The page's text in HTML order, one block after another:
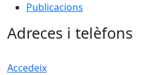
Publicacions
Adreces i telèfons
Accedeix